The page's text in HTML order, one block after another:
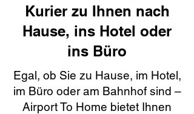
Kurier zu Ihnen nach
Hause, ins Hotel oder
ins Büro
Egal, ob Sie zu Hause, im Hotel,
im Büro oder am Bahnhof sind –
Airport To Home bietet Ihnen